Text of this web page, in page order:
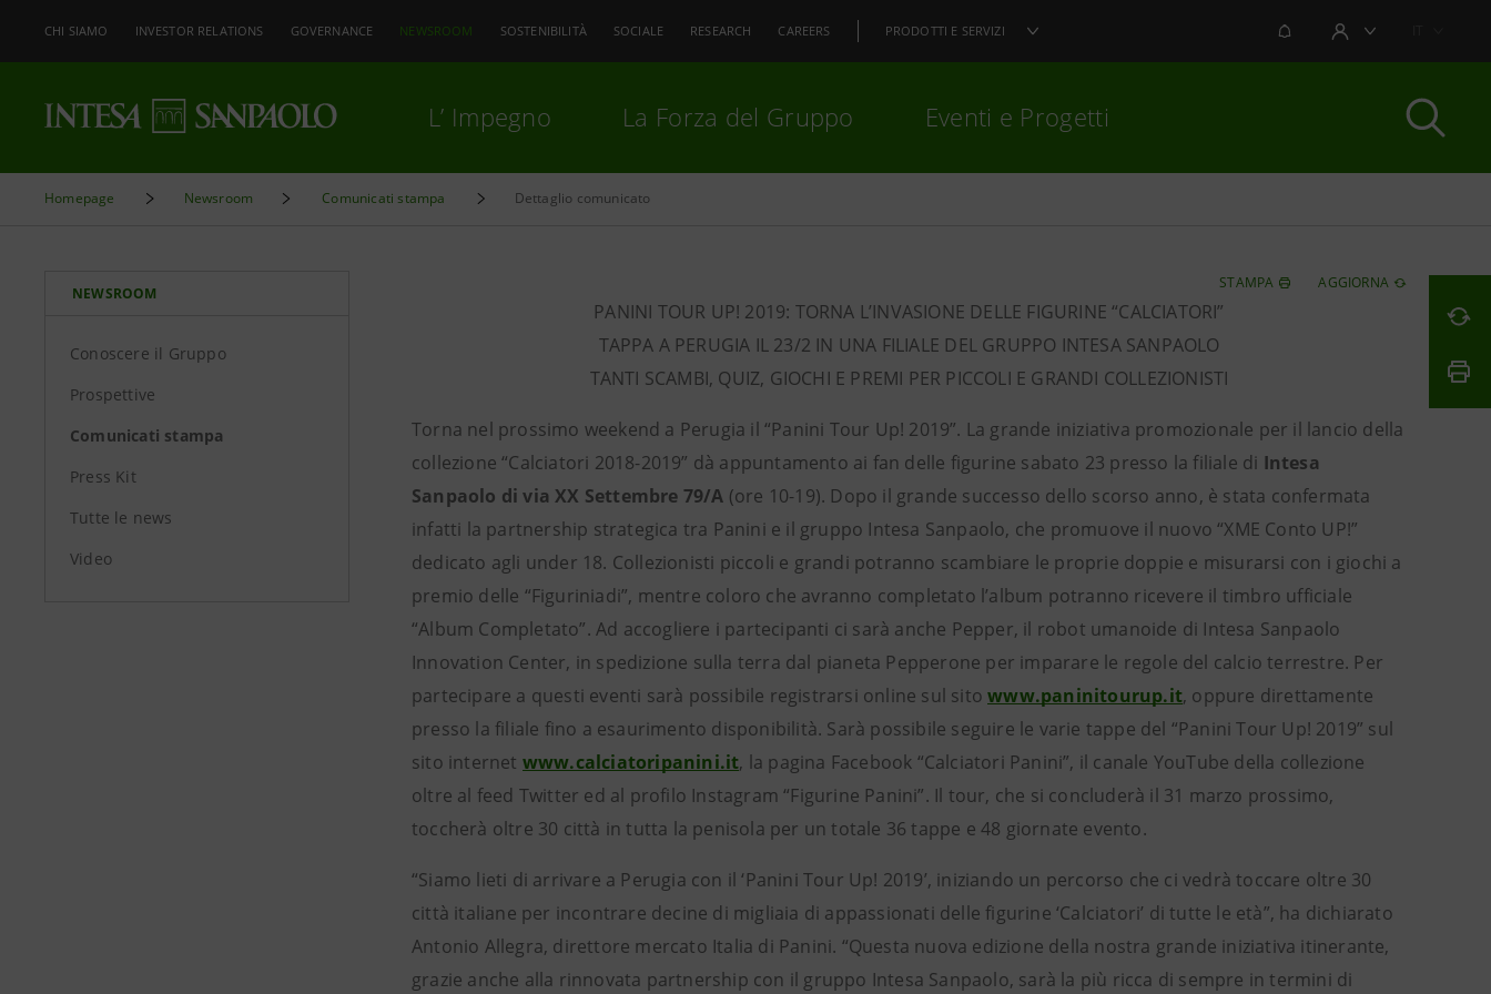
CHI SIAMO INVESTOR RELATIONS GOVERNANCE NEWSROOM SOSTENIBILITÀ SOCIALE RESEARCH CAREERS PRODOTTI E SERVIZI NOTIFICHEAREA UTENTE
L’ Impegno La Forza del Gruppo Eventi e Progetti
Homepage Newsroom Comunicati stampa Dettaglio comunicato
NEWSROOM
Conoscere il Gruppo
Prospettive
Comunicati stampa
Press Kit
Tutte le news
Video
STAMPA AGGIORNA
PANINI TOUR UP! 2019: TORNA L’INVASIONE DELLE FIGURINE “CALCIATORI”
TAPPA A PERUGIA IL 23/2 IN UNA FILIALE DEL GRUPPO INTESA SANPAOLO
TANTI SCAMBI, QUIZ, GIOCHI E PREMI PER PICCOLI E GRANDI COLLEZIONISTI
Torna nel prossimo weekend a Perugia il “Panini Tour Up! 2019”. La grande iniziativa promozionale per il lancio della
collezione “Calciatori 2018-2019” dà appuntamento ai fan delle figurine sabato 23 presso la filiale di Intesa
Sanpaolo di via XX Settembre 79/A (ore 10-19). Dopo il grande successo dello scorso anno, è stata confermata
infatti la partnership strategica tra Panini e il gruppo Intesa Sanpaolo, che promuove il nuovo “XME Conto UP!”
dedicato agli under 18. Collezionisti piccoli e grandi potranno scambiare le proprie doppie e misurarsi con i giochi a
premio delle “Figuriniadi”, mentre coloro che avranno completato l’album potranno ricevere il timbro ufficiale
“Album Completato”. Ad accogliere i partecipanti ci sarà anche Pepper, il robot umanoide di Intesa Sanpaolo
Innovation Center, in spedizione sulla terra dal pianeta Pepperone per imparare le regole del calcio terrestre. Per
partecipare a questi eventi sarà possibile registrarsi online sul sitowww.paninitourup.it, oppure direttamente
presso la filiale fino a esaurimento disponibilità. Sarà possibile seguire le varie tappe del “Panini Tour Up! 2019” sul
sito internet www.calciatoripanini.it, la pagina Facebook “Calciatori Panini”, il canale YouTube della collezione
oltre al feed Twitter ed al profilo Instagram “Figurine Panini”. Il tour, che si concluderà il 31 marzo prossimo,
toccherà oltre 30 città in tutta la penisola per un totale 36 tappe e 48 giornate evento.
“Siamo lieti di arrivare a Perugia con il ‘Panini Tour Up! 2019’, iniziando un percorso che ci vedrà toccare oltre 30
città italiane per incontrare decine di migliaia di appassionati delle figurine ‘Calciatori’ di tutte le età”, ha dichiarato
Antonio Allegra, direttore mercato Italia di Panini. “Questa nuova edizione della nostra grande iniziativa itinerante,
grazie anche alla rinnovata partnership con il gruppo Intesa Sanpaolo, sarà la più ricca di sempre in termini di